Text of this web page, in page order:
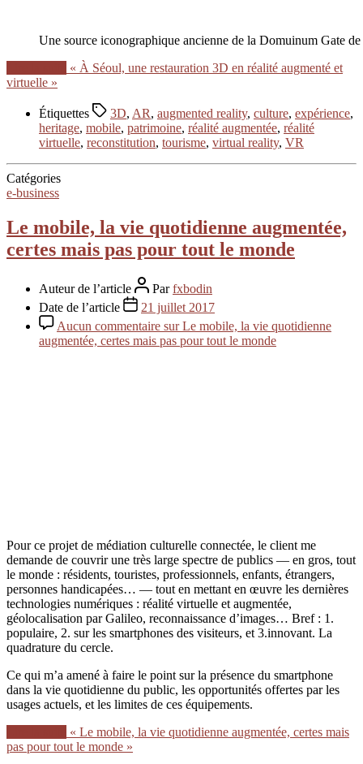
Une source iconographique ancienne de la Domuinum Gate
« À Séoul, une restauration 3D en réalité augmenté et
virtuelle »
Étiquettes 3D, AR, augmented reality, culture, expérience,
heritage, mobile, patrimoine, réalité augmentée, réalité
virtuelle, reconstitution, tourisme, virtual reality, VR
Catégories
e-business
Le mobile, la vie quotidienne augmentée,
certes mais pas pour tout le monde
Auteur de l’article Parfxbodin
Date de l’article
21 juillet 2017
Aucun commentaire sur Le mobile, la vie quotidienne
augmentée, certes mais pas pour tout le monde
Pour ce projet de médiation culturelle connectée, le client me
demande de couvrir une très large spectre de publics — en gros, tout
le monde : résidents, touristes, professionnels, enfants, étrangers,
personnes handicapées… — tout en mettant en œuvre les dernières
technologies numériques : réalité virtuelle et augmentée,
géolocalisation par Galileo, reconnaissance d’images… Bref : 1.
populaire, 2. sur les smartphones des visiteurs, et 3.innovant. La
quadrature du cercle.
Ce qui m’a amené à faire le point sur la présence du smartphone
dans la vie quotidienne du public, les opportunités offertes par les
usages actuels, et les limites de ces équipements.
« Le mobile, la vie quotidienne augmentée, certes mais
pas pour tout le monde »